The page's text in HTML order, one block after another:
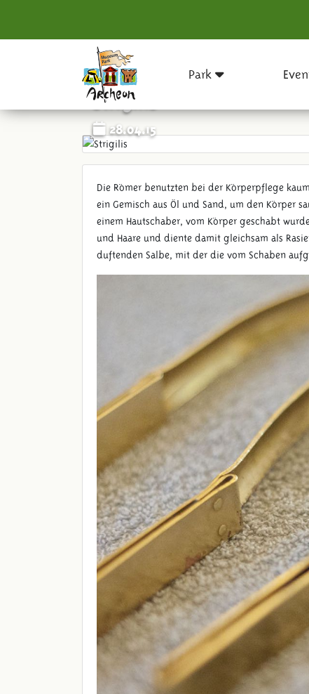
Park
Strigilis
28.04.15
Die Römer benutzten bei der Körperpflege
ein Gemisch aus Öl und Sand, um den Körper
einem Hautschaber, vom Körper geschabt
und Haare und diente damit gleichsam als
duftenden Salbe, mit der die vom Schaben